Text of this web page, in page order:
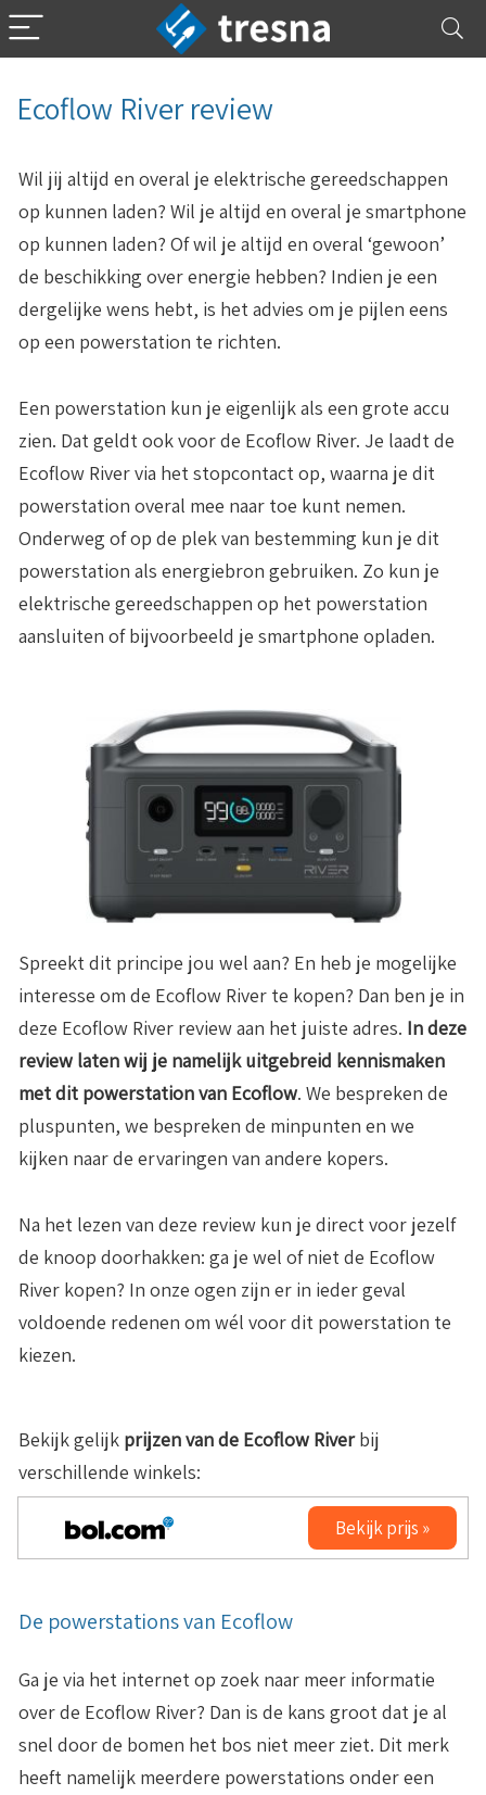
Ecoflow River review
Wil jij altijd en overal je elektrische gereedschappen
op kunnen laden? Wil je altijd en overal je smartphone
op kunnen laden? Of wil je altijd en overal ‘gewoon’
de beschikking over energie hebben? Indien je een
dergelijke wens hebt, is het advies om je pijlen eens
op een powerstation te richten.
Een powerstation kun je eigenlijk als een grote accu
zien. Dat geldt ook voor de Ecoflow River. Je laadt de
Ecoflow River via het stopcontact op, waarna je dit
powerstation overal mee naar toe kunt nemen.
Onderweg of op de plek van bestemming kun je dit
powerstation als energiebron gebruiken. Zo kun je
elektrische gereedschappen op het powerstation
aansluiten of bijvoorbeeld je smartphone opladen.
Spreekt dit principe jou wel aan? En heb je mogelijke
interesse om de Ecoflow River te kopen? Dan ben je in
deze Ecoflow River review aan het juiste adres. In deze
review laten wij je namelijk uitgebreid kennismaken
met dit powerstation van Ecoflow. We bespreken de
pluspunten, we bespreken de minpunten en we
kijken naar de ervaringen van andere kopers.
Na het lezen van deze review kun je direct voor jezelf
de knoop doorhakken: ga je wel of niet de Ecoflow
River kopen? In onze ogen zijn er in ieder geval
voldoende redenen om wél voor dit powerstation te
kiezen.
Bekijk gelijk prijzen van de Ecoflow Riverbij
verschillende winkels:
Bekijk prijs »
De powerstations van Ecoflow
Ga je via het internet op zoek naar meer informatie
over de Ecoflow River? Dan is de kans groot dat je al
snel door de bomen het bos niet meer ziet. Dit merk
heeft namelijk meerdere powerstations onder een